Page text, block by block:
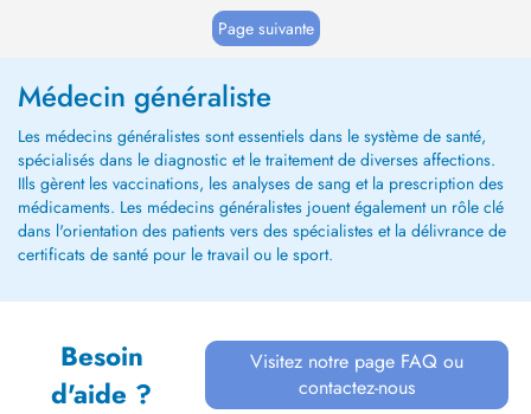
Page suivante
Médecin généraliste
Les médecins généralistes sont essentiels dans le système de santé,
spécialisés dans le diagnostic et le traitement de diverses affections.
IIls gèrent les vaccinations, les analyses de sang et la prescription des
médicaments. Les médecins généralistes jouent également un rôle clé
dans l'orientation des patients vers des spécialistes et la délivrance de
certificats de santé pour le travail ou le sport.
Besoin
d'aide ?
Visitez notre page FAQ ou
contactez-nous